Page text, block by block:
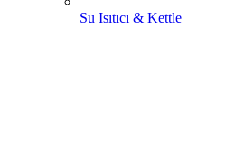
Su Isıtıcı & Kettle